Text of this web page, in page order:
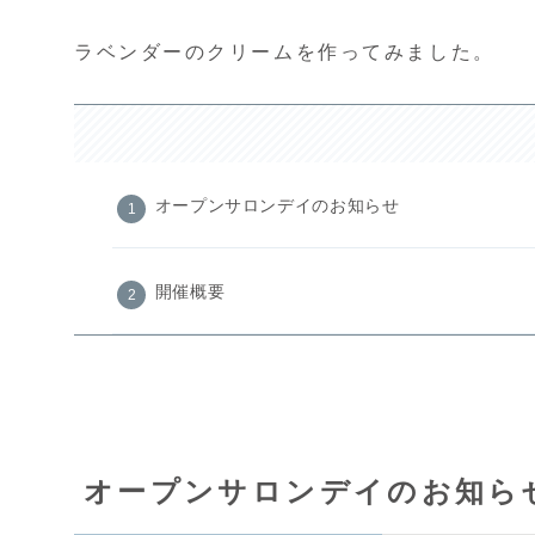
ラベンダーのクリームを作ってみました。
オープンサロンデイのお知らせ
開催概要
オープンサロンデイのお知ら